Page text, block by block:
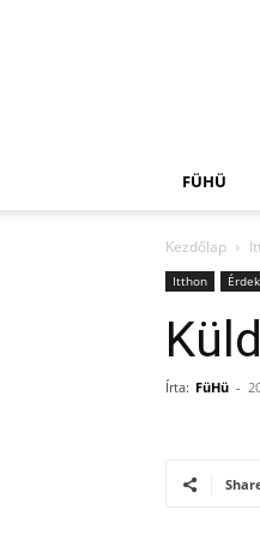
FÜHÜ
Kezdőlap
Itthon
Írta: FüHü -